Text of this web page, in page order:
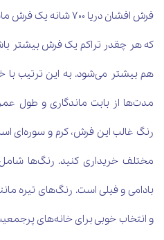
که هر چقدر تراکم یک فرش بیشتر
مدت‌ها از بابت ماندگاری و طول
مختلف خریداری کنید. رنگ‌ها شامل
بادامی و فیلی است. رنگ‌های تیره
و انتخاب خوبی برای خانه‌های